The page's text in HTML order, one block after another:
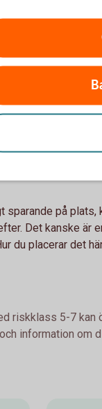
spara
tänkt använda om
även om
du sparar, desto
mer riskfyllda än
minska risken.
sparande på plats,
Det kanske är
du placerar det
riskklass 5-7 kan
information om